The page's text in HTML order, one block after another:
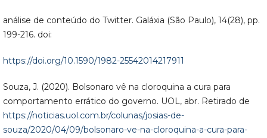
análise de conteúdo do Twitter. Galáxia (São Paulo), 14(28), pp.
199-216. doi:
https://doi.org/10.1590/1982-25542014217911
Souza, J. (2020). Bolsonaro vê na cloroquina a cura para
comportamento errático do governo. UOL, abr. Retirado de
https://noticias.uol.com.br/colunas/josias-de-
souza/2020/04/09/bolsonaro-ve-na-cloroquina-a-cura-para-